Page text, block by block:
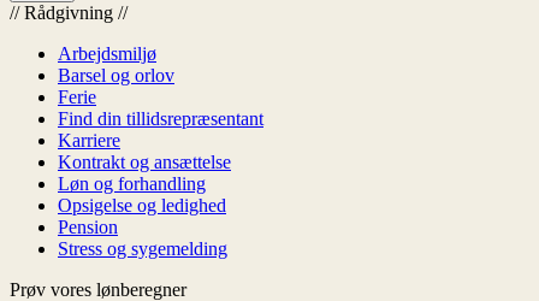
// Rådgivning //
Arbejdsmiljø
Barsel og orlov
Ferie
Find din tillidsrepræsentant
Karriere
Kontrakt og ansættelse
Løn og forhandling
Opsigelse og ledighed
Pension
Stress og sygemelding
Prøv vores lønberegner